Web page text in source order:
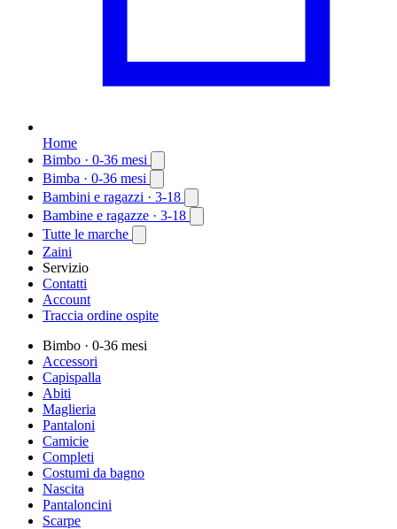
Home
Bimbo · 0-36 mesi
Bimba · 0-36 mesi
Bambini e ragazzi · 3-18
Bambine e ragazze · 3-18
Tutte le marche
Zaini
Servizio
Contatti
Account
Traccia ordine ospite
Bimbo · 0-36 mesi
Accessori
Capispalla
Abiti
Maglieria
Pantaloni
Camicie
Completi
Costumi da bagno
Nascita
Pantaloncini
Scarpe